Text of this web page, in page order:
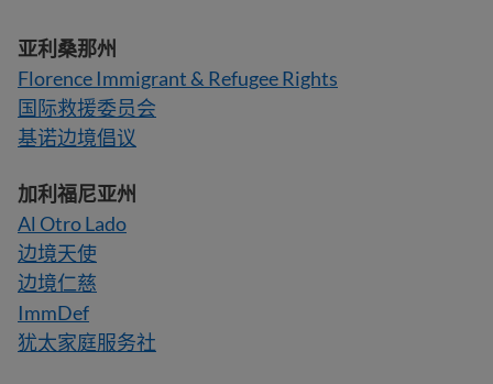
亚利桑那州
Florence Immigrant & Refugee Rights
国际救援委员会
基诺边境倡议
加利福尼亚州
Al Otro Lado
边境天使
边境仁慈
ImmDef
犹太家庭服务社